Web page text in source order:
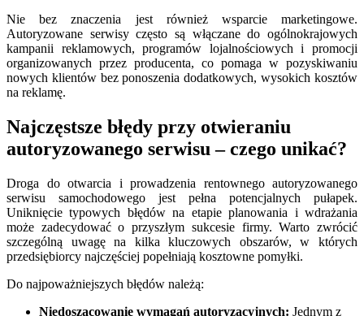
Nie bez znaczenia jest również wsparcie marketingowe.
Autoryzowane serwisy często są włączane do ogólnokrajowych
kampanii reklamowych, programów lojalnościowych i promocji
organizowanych przez producenta, co pomaga w pozyskiwaniu
nowych klientów bez ponoszenia dodatkowych, wysokich kosztów
na reklamę.
Najczęstsze błędy przy otwieraniu
autoryzowanego serwisu – czego unikać?
Droga do otwarcia i prowadzenia rentownego autoryzowanego
serwisu samochodowego jest pełna potencjalnych pułapek.
Uniknięcie typowych błędów na etapie planowania i wdrażania
może zadecydować o przyszłym sukcesie firmy. Warto zwrócić
szczególną uwagę na kilka kluczowych obszarów, w których
przedsiębiorcy najczęściej popełniają kosztowne pomyłki.
Do najpoważniejszych błędów należą:
Niedoszacowanie wymagań autoryzacyjnych: Jednym z